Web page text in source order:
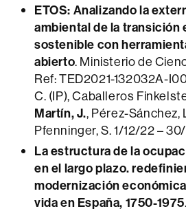
ETOS: Analizando la
ambiental de la transición
sostenible con
abierto. Ministerio de
Ref: TED2021-132032A-
C. (IP), Caballeros
Martín, J., Pérez-Sánchez,
Pfenninger, S. 1/12/22 – 30/
La estructura de la
en el largo plazo.
modernización
vida en España, 1750-1975